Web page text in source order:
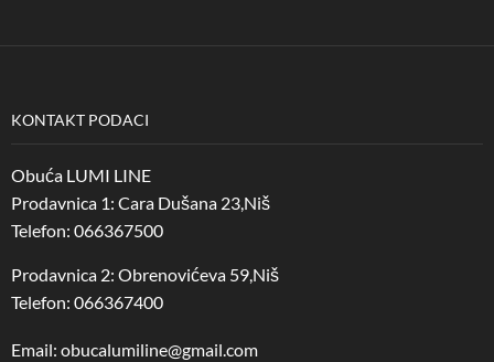
KONTAKT PODACI
Obuća LUMI LINE
Prodavnica 1: Cara Dušana 23,Niš
Telefon: 066367500
Prodavnica 2: Obrenovićeva 59,Niš
Telefon: 066367400
Email: obucalumiline@gmail.com